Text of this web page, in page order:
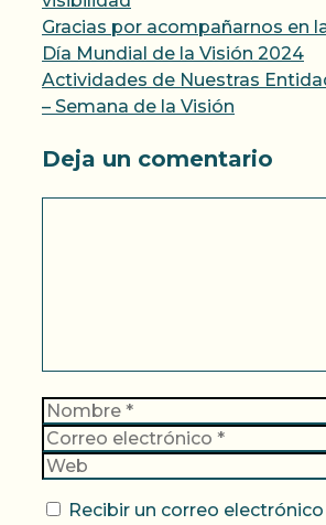
Gracias por acompañarnos en
Día Mundial de la Visión 2024
Actividades de Nuestras
– Semana de la Visión
Deja un comentario
Nombre
Recibir un correo